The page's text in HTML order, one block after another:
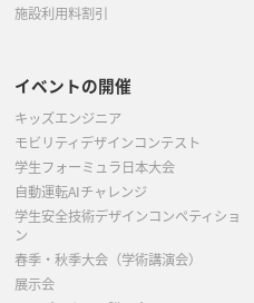
施設利用料割引
イベントの開催
キッズエンジニア
モビリティデザインコンテスト
学生フォーミュラ日本大会
自動運転AIチャレンジ
学生安全技術デザインコンペティショ
ン
春季・秋季大会（学術講演会）
展示会